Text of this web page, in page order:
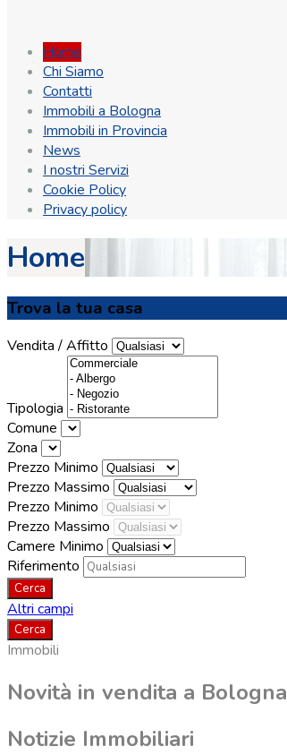
Home
Chi Siamo
Contatti
Immobili a Bologna
Immobili in Provincia
News
I nostri Servizi
Cookie Policy
Privacy policy
Home
Trova la tua casa
Vendita / Affitto
Tipologia
Comune
Zona
Prezzo Minimo
Prezzo Massimo
Prezzo Minimo
Prezzo Massimo
Camere Minimo
Riferimento
Altri campi
Immobili
Novità in vendita a Bologna
Notizie Immobiliari